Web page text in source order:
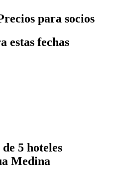
para socios
estas fechas
5 hoteles
Medina